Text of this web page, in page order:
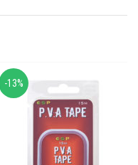
-13%